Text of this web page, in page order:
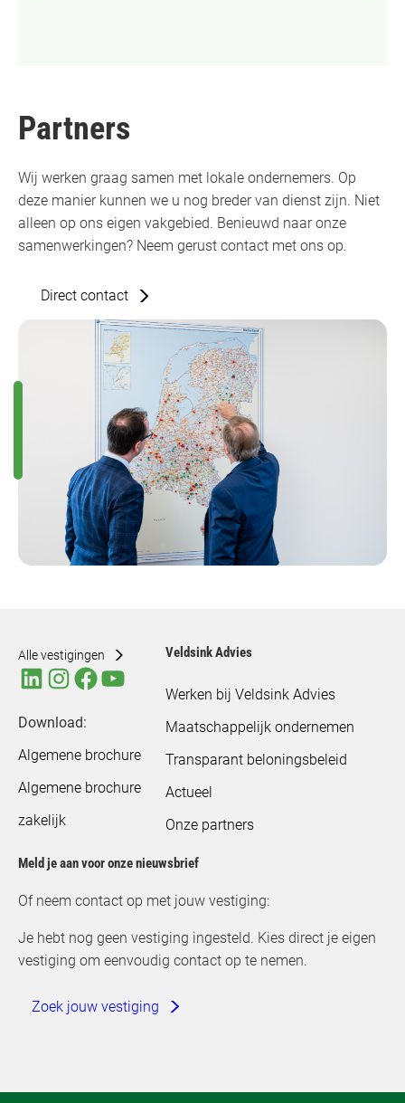
Partners
Wij werken graag samen met lokale ondernemers. Op
deze manier kunnen we u nog breder van dienst zijn. Niet
alleen op ons eigen vakgebied. Benieuwd naar onze
samenwerkingen? Neem gerust contact met ons op.
Direct contact
Alle vestigingen
Download:
Algemene brochure
Algemene brochure
zakelijk
Veldsink Advies
Werken bij Veldsink Advies
Maatschappelijk ondernemen
Transparant beloningsbeleid
Actueel
Onze partners
Meld je aan voor onze nieuwsbrief
Of neem contact op met jouw vestiging:
Je hebt nog geen vestiging ingesteld. Kies direct je eigen
vestiging om eenvoudig contact op te nemen.
Zoek jouw vestiging